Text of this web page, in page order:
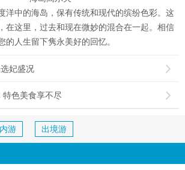
中的海岛，保有传统和现代的缤纷色彩。这
在这里，过去和现在微妙的混合在一起。相信
的人生留下隽永美好的回忆。
妃盛况 
特色美食享不尽 
游 出境游